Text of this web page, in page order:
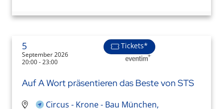
5
September 2026
20:00 - 23:00
Tickets*
Auf A Wort präsentieren das Beste von STS
Circus - Krone - Bau München,